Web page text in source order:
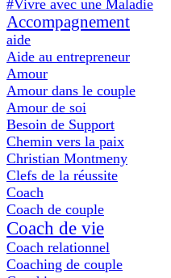
#Vivre avec une Maladie
Accompagnement
aide
Aide au entrepreneur
Amour
Amour dans le couple
Amour de soi
Besoin de Support
Chemin vers la paix
Christian Montmeny
Clefs de la réussite
Coach
Coach de couple
Coach de vie
Coach relationnel
Coaching de couple